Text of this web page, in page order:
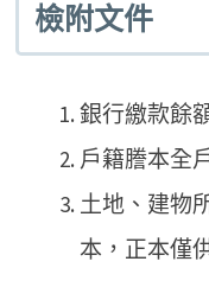
檢附文件
銀行繳款餘
戶籍謄本全
土地、建物
本，正本僅